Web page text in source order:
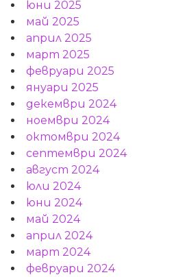
юни 2025
май 2025
април 2025
март 2025
февруари 2025
януари 2025
декември 2024
ноември 2024
октомври 2024
септември 2024
август 2024
юли 2024
юни 2024
май 2024
април 2024
март 2024
февруари 2024